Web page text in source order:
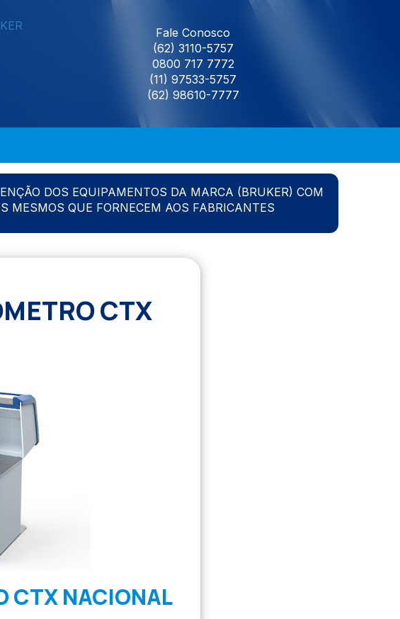
Fale Conosco
(62) 3110-5757
0800 717 7772
(11) 97533-5757
(62) 98610-7777
DOS EQUIPAMENTOS DA MARCA (BRUKER) COM
MESMOS QUE FORNECEM AOS FABRICANTES
CTX
CTX NACIONAL